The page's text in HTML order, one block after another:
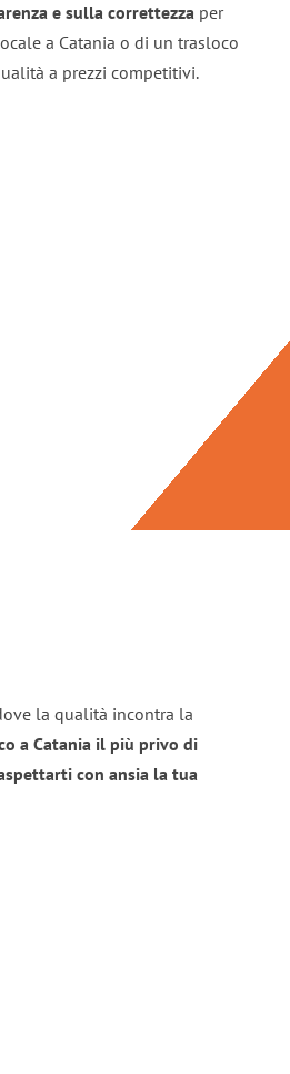
e sulla correttezza per
a Catania o di un trasloco
a prezzi competitivi.
la qualità incontra la
a Catania il più privo di
con ansia la tua